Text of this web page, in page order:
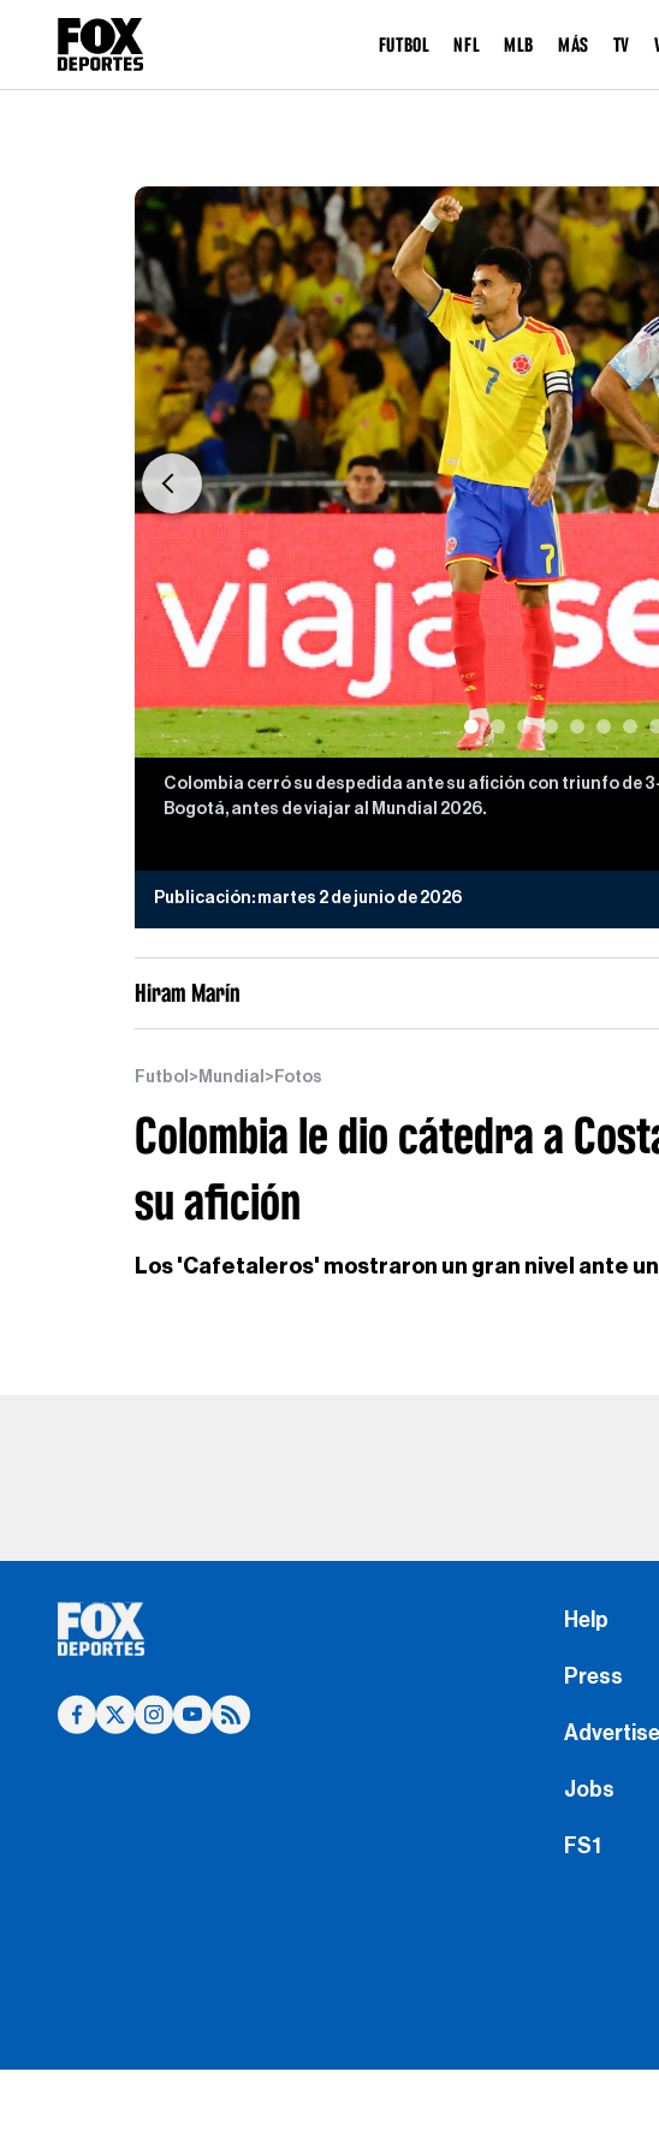
FUTBOL NFL MLB MÁS TV
Previous
Colombia cerró su despedida ante su afición con triunfo de
Bogotá, antes de viajar al Mundial 2026.
Publicación: martes 2 de junio de 2026
Hiram Marín
Futbol > Mundial > Fotos
Colombia le dio cátedra a
su afición
Los 'Cafetaleros' mostraron un gran nivel ante
Help
Press
Jobs
FS1